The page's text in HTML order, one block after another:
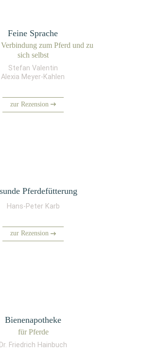
Feine Sprache
zum Pferd und zu
sich selbst
Stefan Valentin
Alexia Meyer-Kahlen
zur Rezension
Pferdefütterung
Hans-Peter Karb
zur Rezension
Bienenapotheke
für Pfer­de
Dr. Friedrich Hainbuch